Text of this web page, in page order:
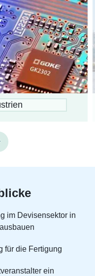
im Devisensektor in
für die Fertigung
ein